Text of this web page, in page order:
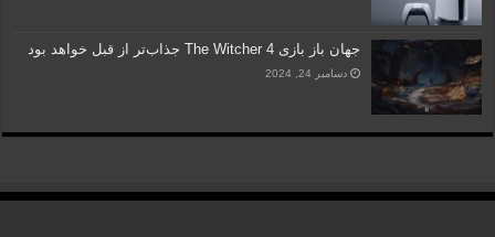
جهان باز بازی The Witcher 4 جذاب‌تر از قبل خواهد بود
دسامبر 24, 2024